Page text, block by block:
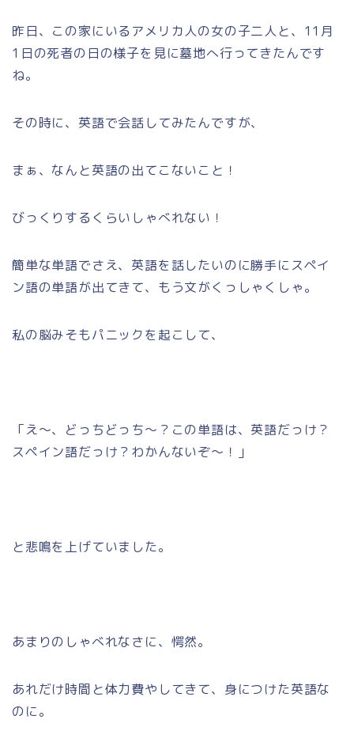
昨日、この家にいるアメリカ人の女の子二人と、11月
1日の死者の日の様子を見に墓地へ行ってきたんです
ね。
その時に、英語で会話してみたんですが、
まぁ、なんと英語の出てこないこと！
びっくりするくらいしゃべれない！
簡単な単語でさえ、英語を話したいのに勝手にスペイ
ン語の単語が出てきて、もう文がくっしゃくしゃ。
私の脳みそもパニックを起こして、
「え～、どっちどっち～？この単語は、英語だっけ？
スペイン語だっけ？わかんないぞ～！」
と悲鳴を上げていました。
あまりのしゃべれなさに、愕然。
あれだけ時間と体力費やしてきて、身につけた英語な
のに。